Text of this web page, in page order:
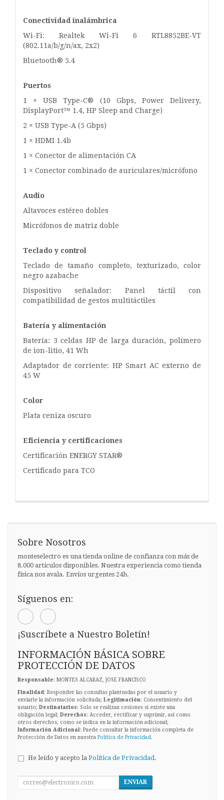
Conectividad inalámbrica
Wi-Fi: Realtek Wi-Fi 6 RTL8852BE-VT
(802.11a/b/g/n/ax, 2x2)
Bluetooth® 5.4
Puertos
1 × USB Type-C® (10 Gbps, Power Delivery,
DisplayPort™ 1.4, HP Sleep and Charge)
2 × USB Type-A (5 Gbps)
1 × HDMI 1.4b
1 × Conector de alimentación CA
1 × Conector combinado de auriculares/micrófono
Audio
Altavoces estéreo dobles
Micrófonos de matriz doble
Teclado y control
Teclado de tamaño completo, texturizado, color
negro azabache
Dispositivo señalador: Panel táctil con
compatibilidad de gestos multitáctiles
Batería y alimentación
Batería: 3 celdas HP de larga duración, polímero
de ion-litio, 41 Wh
Adaptador de corriente: HP Smart AC externo de
45 W
Color
Plata ceniza oscuro
Eficiencia y certificaciones
Certificación ENERGY STAR®
Certificado para TCO
Sobre Nosotros
monteselectro es una tienda online de confianza con más de
8.000 artículos disponibles. Nuestra experiencia como tienda
física nos avala. Envíos urgentes 24h.
Síguenos en:
¡Suscríbete a Nuestro Boletín!
INFORMACIÓN BÁSICA SOBRE
PROTECCIÓN DE DATOS
Responsable: MONTES ALCARAZ, JOSE FRANCISCO
Finalidad : Responder las consultas planteadas por el usuario y
enviarle la información solicitada; Legitimación: Consentimiento del
usuario; Destinatarios: Solo se realizan cesiones si existe una
obligación legal; Derechos: Acceder, rectificar y suprimir, así como
otros derechos, como se indica en la información adicional;
Información Adicional : Puede consultar la información completa de
Protección de Datos en nuestra Política de Privacidad .
He leído y acepto la Política de Privacidad.
ENVIAR